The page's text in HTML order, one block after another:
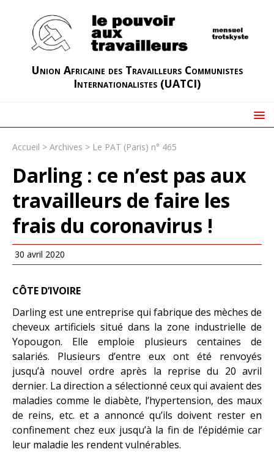
Union Africaine des Travailleurs Communistes
Internationalistes (UATCI)
Accueil > Archives > Le PAT (Paris) n° 465
Darling : ce n’est pas aux
travailleurs de faire les
frais du coronavirus !
30 avril 2020
CÔTE D’IVOIRE
Darling est une entreprise qui fabrique des mèches de
cheveux artificiels situé dans la zone industrielle de
Yopougon. Elle emploie plusieurs centaines de
salariés. Plusieurs d’entre eux ont été renvoyés
jusqu’à nouvel ordre après la reprise du 20 avril
dernier. La direction a sélectionné ceux qui avaient des
maladies comme le diabète, l’hypertension, des maux
de reins, etc. et a annoncé qu’ils doivent rester en
confinement chez eux jusqu’à la fin de l’épidémie car
leur maladie les rendent vulnérables.